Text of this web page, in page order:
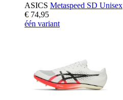
ASICS Metaspeed SD Unisex
€ 74,95
één variant